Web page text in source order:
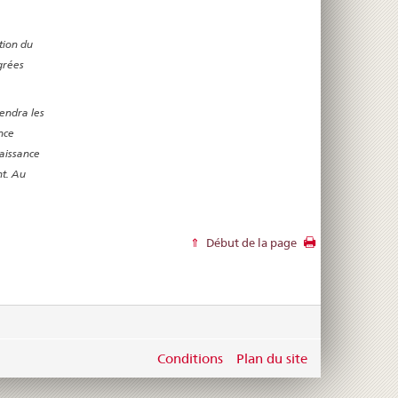
du
les
Au
Début de la page
Conditions Plan du site